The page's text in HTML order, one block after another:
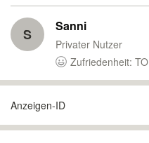
S Sanni
Privater Nutzer
Zufriedenheit:
Anzeigen-ID